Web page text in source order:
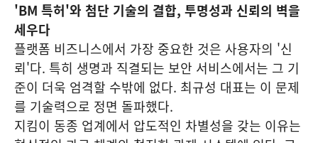
'BM 특허'와 첨단 기술의 결합, 투명성과 신뢰의 벽을
세우다
플랫폼 비즈니스에서 가장 중요한 것은 사용자의 '신
뢰'다. 특히 생명과 직결되는 보안 서비스에서는 그 기
준이 더욱 엄격할 수밖에 없다. 최규성 대표는 이 문제
를 기술력으로 정면 돌파했다.
지킴이 동종 업계에서 압도적인 차별성을 갖는 이유는